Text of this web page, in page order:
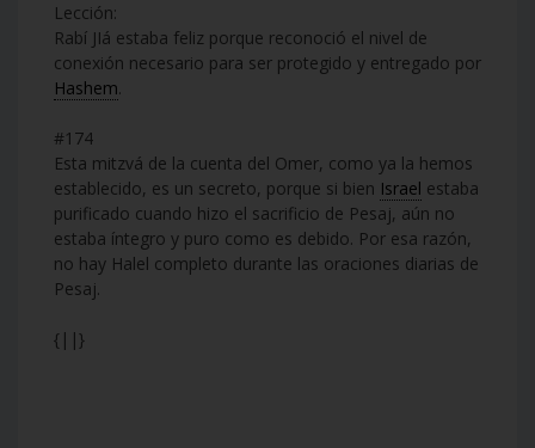
Lección:
Rabí JIá estaba feliz porque reconoció el nivel de
conexión necesario para ser protegido y entregado por
Hashem.
#174
Esta mitzvá de la cuenta del Omer, como ya la hemos
establecido, es un secreto, porque si bien Israel estaba
purificado cuando hizo el sacrificio de Pesaj, aún no
estaba íntegro y puro como es debido. Por esa razón,
no hay Halel completo durante las oraciones diarias de
Pesaj.
{||}